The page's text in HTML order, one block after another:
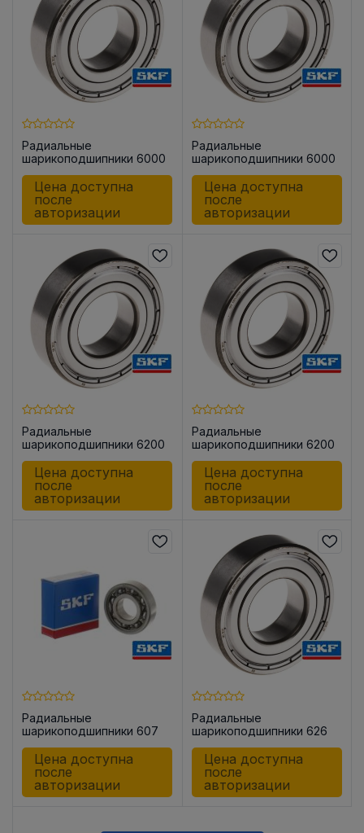
Радиальные
шарикоподшипники 6000
Цена доступна
после
авторизации
Радиальные
шарикоподшипники 6000
Цена доступна
после
авторизации
Радиальные
шарикоподшипники 6200
Цена доступна
после
авторизации
Радиальные
шарикоподшипники 6200
Цена доступна
после
авторизации
Радиальные
шарикоподшипники 607
Цена доступна
после
авторизации
Радиальные
шарикоподшипники 626
Цена доступна
после
авторизации